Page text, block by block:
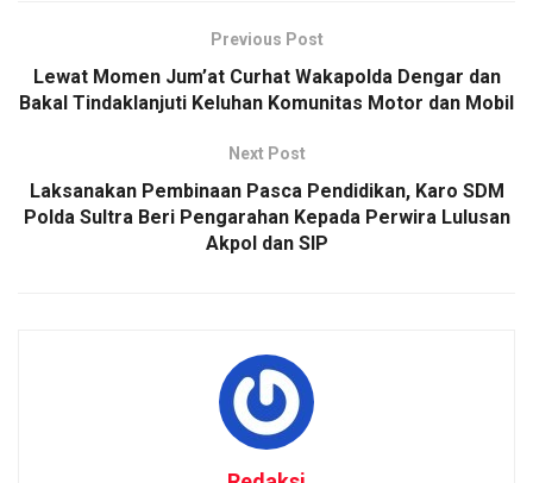
Previous Post
Lewat Momen Jum’at Curhat Wakapolda Dengar dan
Bakal Tindaklanjuti Keluhan Komunitas Motor dan Mobil
Next Post
Laksanakan Pembinaan Pasca Pendidikan, Karo SDM
Polda Sultra Beri Pengarahan Kepada Perwira Lulusan
Akpol dan SIP